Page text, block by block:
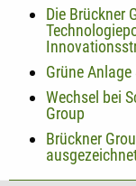
Die Brückner
Grüne
Wechsel bei
Group
Brückner